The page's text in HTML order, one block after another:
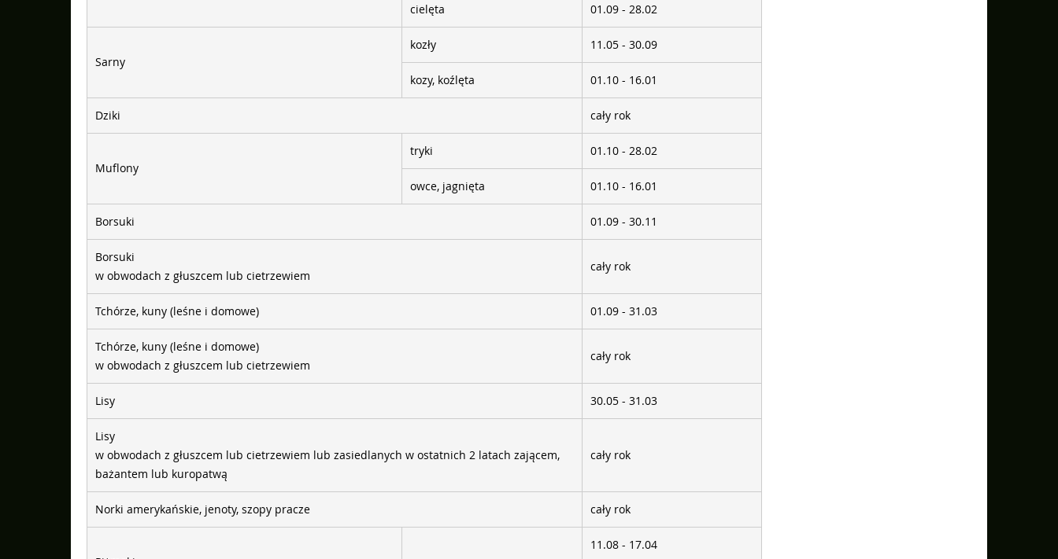
cielęta 01.09 - 28.02
Sarny
kozły 11.05 - 30.09
kozy, koźlęta 01.10 - 16.01
Dziki cały rok
Muflony
tryki 01.10 - 28.02
owce, jagnięta 01.10 - 16.01
Borsuki 01.09 - 30.11
Borsuki
w obwodach z głuszcem lub cietrzewiem
cały rok
Tchórze, kuny (leśne i domowe) 01.09 - 31.03
Tchórze, kuny (leśne i domowe)
w obwodach z głuszcem lub cietrzewiem
cały rok
Lisy 30.05 - 31.03
Lisy
w obwodach z głuszcem lub cietrzewiem lub zasiedlanych w ostatnich 2 latach zającem,
bażantem lub kuropatwą
cały rok
Norki amerykańskie, jenoty, szopy pracze cały rok
11.08 - 17.04